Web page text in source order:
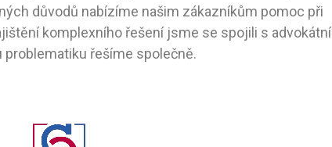
důvodů nabízíme našim zákazníkům pomoc při
komplexního řešení jsme se spojili s advokátní
problematiku řešíme společně.